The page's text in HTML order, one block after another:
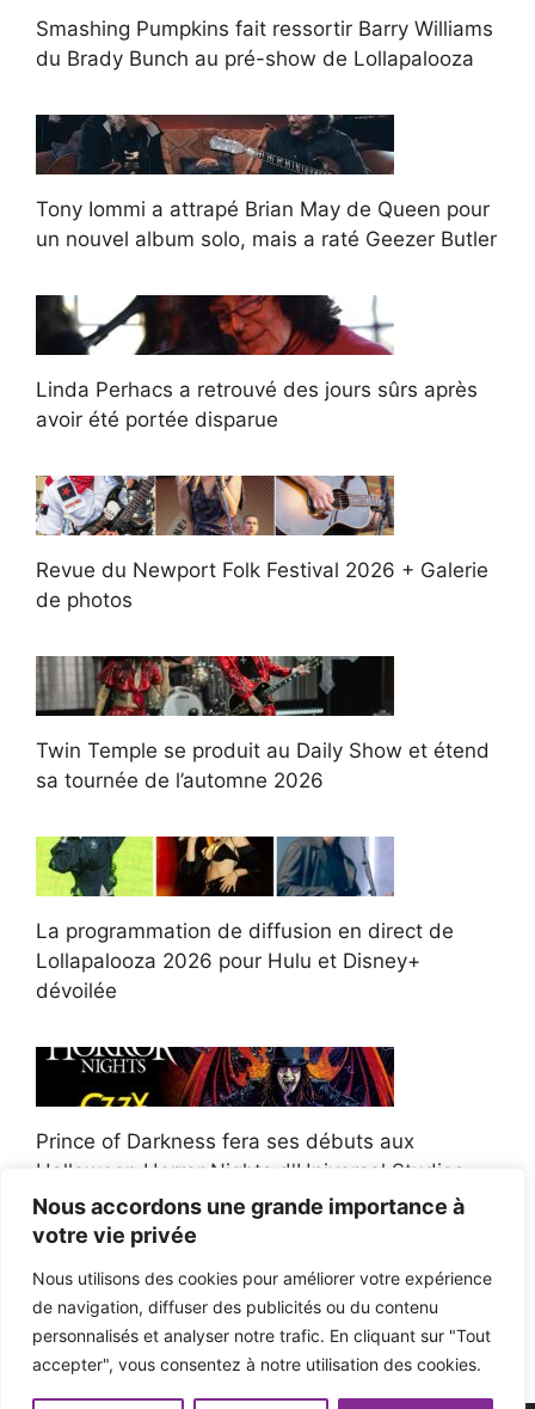
Nous accordons une grande importance à
votre vie privée
Nous utilisons des cookies pour améliorer votre expérience
de navigation, diffuser des publicités ou du contenu
personnalisés et analyser notre trafic. En cliquant sur "Tout
accepter", vous consentez à notre utilisation des cookies.
Smashing Pumpkins fait ressortir Barry Williams
du Brady Bunch au pré-show de Lollapalooza
Tony Iommi a attrapé Brian May de Queen pour
un nouvel album solo, mais a raté Geezer Butler
Linda Perhacs a retrouvé des jours sûrs après
avoir été portée disparue
Revue du Newport Folk Festival 2026 + Galerie
de photos
Twin Temple se produit au Daily Show et étend
sa tournée de l’automne 2026
La programmation de diffusion en direct de
Lollapalooza 2026 pour Hulu et Disney+
dévoilée
Prince of Darkness fera ses débuts aux
Halloween Horror Nights d'Universal Studios
Afroman poursuit un policier de l'Ohio après la
victoire du jury en diffamation